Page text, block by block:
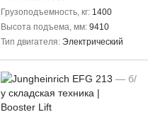
Грузоподъемность, кг 1400
Высота подъема, мм 9410
Тип двигателя Электрический